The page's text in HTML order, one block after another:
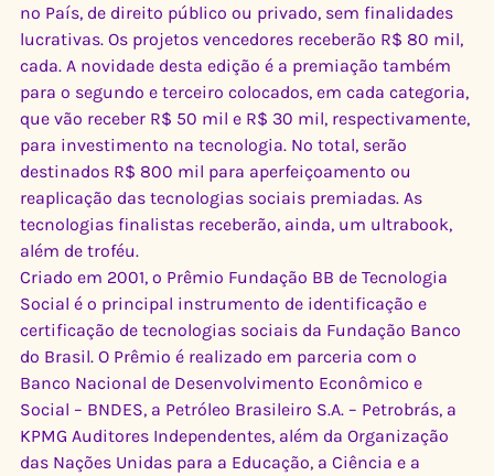
no País, de direito público ou privado, sem finalidades
lucrativas. Os projetos vencedores receberão R$ 80 mil,
cada. A novidade desta edição é a premiação também
para o segundo e terceiro colocados, em cada categoria,
que vão receber R$ 50 mil e R$ 30 mil, respectivamente,
para investimento na tecnologia. No total, serão
destinados R$ 800 mil para aperfeiçoamento ou
reaplicação das tecnologias sociais premiadas. As
tecnologias finalistas receberão, ainda, um ultrabook,
além de troféu.
Criado em 2001, o Prêmio Fundação BB de Tecnologia
Social é o principal instrumento de identificação e
certificação de tecnologias sociais da Fundação Banco
do Brasil. O Prêmio é realizado em parceria com o
Banco Nacional de Desenvolvimento Econômico e
Social – BNDES, a Petróleo Brasileiro S.A. – Petrobrás, a
KPMG Auditores Independentes, além da Organização
das Nações Unidas para a Educação, a Ciência e a